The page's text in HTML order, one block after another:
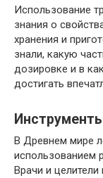
Использование
знания о
хранения и
знали, какую
дозировке и в
достигать
В Древнем мире
использованием
Врачи и